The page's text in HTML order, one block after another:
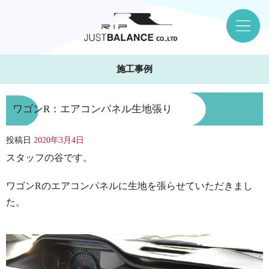
施工事例
ワゴンR：エアコンパネル生地張り
投稿日 2020年3月4日
スタッフの谷です。
ワゴンRのエアコンパネルに生地を張らせていただきまし
た。